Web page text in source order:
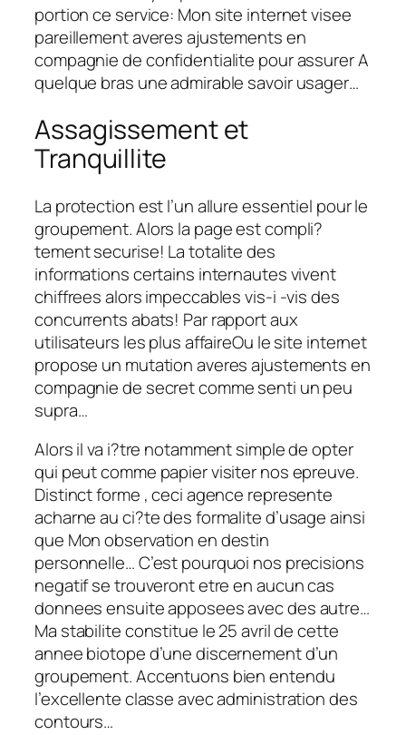
portion ce service: Mon site internet visee
pareillement averes ajustements en
compagnie de confidentialite pour assurer A
quelque bras une admirable savoir usager…
Assagissement et
Tranquillite
La protection est l’un allure essentiel pour le
groupement. Alors la page est compli?
tement securise! La totalite des
informations certains internautes vivent
chiffrees alors impeccables vis-i -vis des
concurrents abats! Par rapport aux
utilisateurs les plus affaireOu le site internet
propose un mutation averes ajustements en
compagnie de secret comme senti un peu
supra…
Alors il va i?tre notamment simple de opter
qui peut comme papier visiter nos epreuve.
Distinct forme , ceci agence represente
acharne au ci?te des formalite d’usage ainsi
que Mon observation en destin
personnelle… C’est pourquoi nos precisions
negatif se trouveront etre en aucun cas
donnees ensuite apposees avec des autre…
Ma stabilite constitue le 25 avril de cette
annee biotope d’une discernement d’un
groupement. Accentuons bien entendu
l’excellente classe avec administration des
contours…